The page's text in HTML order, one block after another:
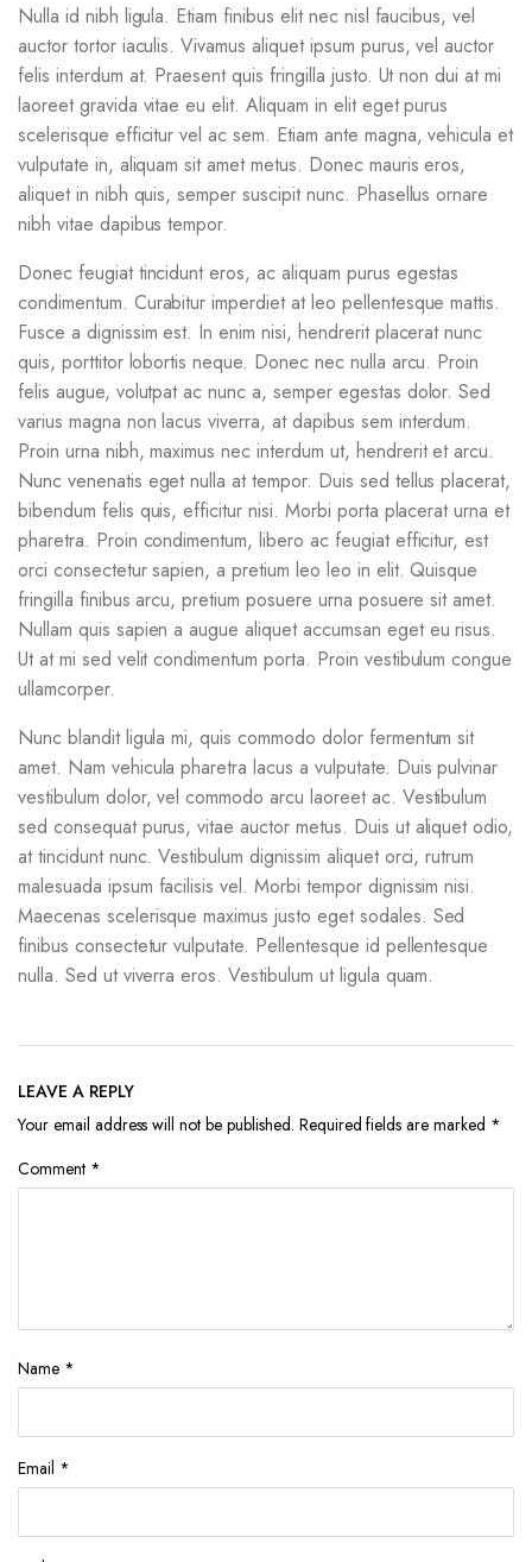
Nulla id nibh ligula. Etiam finibus elit nec nisl faucibus, vel
auctor tortor iaculis. Vivamus aliquet ipsum purus, vel auctor
felis interdum at. Praesent quis fringilla justo. Ut non dui at mi
laoreet gravida vitae eu elit. Aliquam in elit eget purus
scelerisque efficitur vel ac sem. Etiam ante magna, vehicula et
vulputate in, aliquam sit amet metus. Donec mauris eros,
aliquet in nibh quis, semper suscipit nunc. Phasellus ornare
nibh vitae dapibus tempor.
Donec feugiat tincidunt eros, ac aliquam purus egestas
condimentum. Curabitur imperdiet at leo pellentesque mattis.
Fusce a dignissim est. In enim nisi, hendrerit placerat nunc
quis, porttitor lobortis neque. Donec nec nulla arcu. Proin
felis augue, volutpat ac nunc a, semper egestas dolor. Sed
varius magna non lacus viverra, at dapibus sem interdum.
Proin urna nibh, maximus nec interdum ut, hendrerit et arcu.
Nunc venenatis eget nulla at tempor. Duis sed tellus placerat,
bibendum felis quis, efficitur nisi. Morbi porta placerat urna et
pharetra. Proin condimentum, libero ac feugiat efficitur, est
orci consectetur sapien, a pretium leo leo in elit. Quisque
fringilla finibus arcu, pretium posuere urna posuere sit amet.
Nullam quis sapien a augue aliquet accumsan eget eu risus.
Ut at mi sed velit condimentum porta. Proin vestibulum congue
ullamcorper.
Nunc blandit ligula mi, quis commodo dolor fermentum sit
amet. Nam vehicula pharetra lacus a vulputate. Duis pulvinar
vestibulum dolor, vel commodo arcu laoreet ac. Vestibulum
sed consequat purus, vitae auctor metus. Duis ut aliquet odio,
at tincidunt nunc. Vestibulum dignissim aliquet orci, rutrum
malesuada ipsum facilisis vel. Morbi tempor dignissim nisi.
Maecenas scelerisque maximus justo eget sodales. Sed
finibus consectetur vulputate. Pellentesque id pellentesque
nulla. Sed ut viverra eros. Vestibulum ut ligula quam.
LEAVE A REPLY
Your email address will not be published. Required fields are marked *
Comment *
Name *
Email *